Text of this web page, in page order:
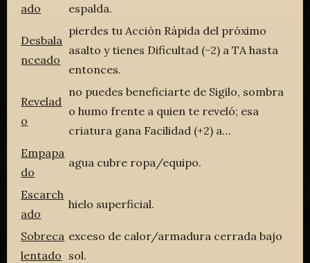
ado
espalda.
Desbala
nceado
pierdes tu Acción Rápida del próximo
asalto y tienes Dificultad (−2) a TA hasta
entonces.
Revelad
o
no puedes beneficiarte de Sigilo, sombra
o humo frente a quien te reveló; esa
criatura gana Facilidad (+2) a…
Empapa
do
agua cubre ropa/equipo.
Escarch
ado
hielo superficial.
Sobreca
lentado
exceso de calor/armadura cerrada bajo
sol.